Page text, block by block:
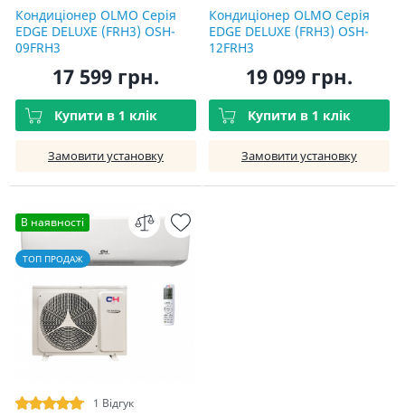
Кондиціонер OLMO Серія
EDGE DELUXE (FRH3) OSH-
09FRH3
17 599 грн.
Купити в 1 клік
Замовити установку
Кондиціонер OLMO Серія
EDGE DELUXE (FRH3) OSH-
12FRH3
19 099 грн.
Купити в 1 клік
Замовити установку
В наявності
ТОП ПРОДАЖ
1 Відгук